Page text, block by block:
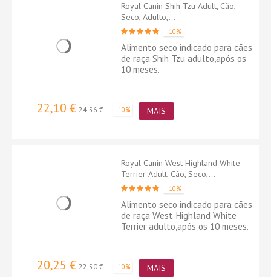
Royal Canin Shih Tzu Adult, Cão,
Seco, Adulto,...
-10%
Alimento seco indicado para cães
de raça Shih Tzu adulto,após os
10 meses.
22,10 € 24,56 € -10% MAIS
Royal Canin West Highland White
Terrier Adult, Cão, Seco,...
-10%
Alimento seco indicado para cães
de raça West Highland White
Terrier adulto,após os 10 meses.
20,25 € 22,50 € -10% MAIS